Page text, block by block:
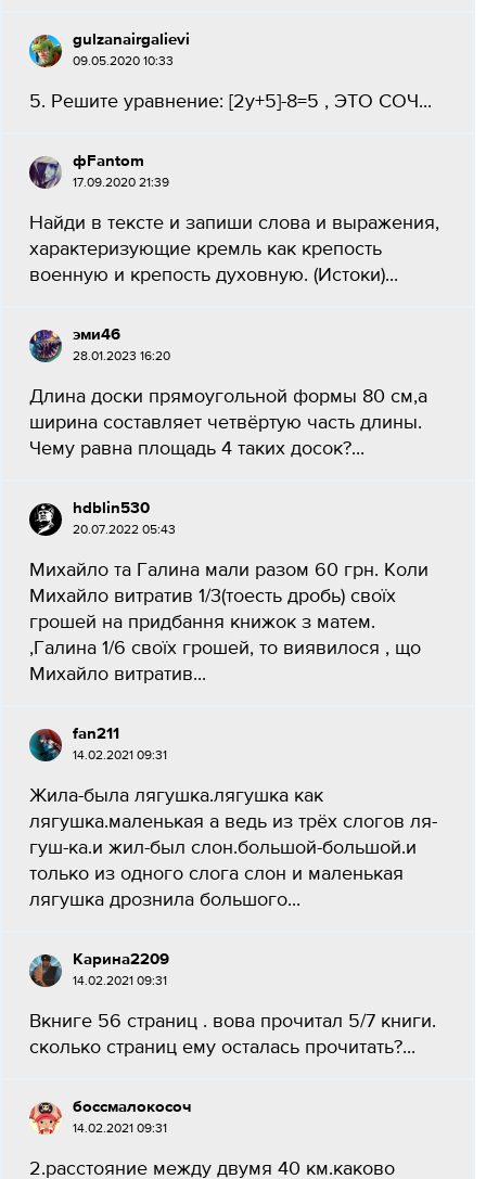
gulzanairgalievi
09.05.2020 10:33
5. Решите уравнение: [2y+5]-8=5 , ЭТО СОЧ​...
фFantom
17.09.2020 21:39
Найди в тексте и запиши слова и выражения,
характеризующие кремль как крепость
военную и крепость духовную. (Истоки)...
эми46
28.01.2023 16:20
Длина доски прямоугольной формы 80 см,а
ширина составляет четвёртую часть длины.
Чему равна площадь 4 таких досок?...
hdblin530
20.07.2022 05:43
Михайло та Галина мали разом 60 грн. Коли
Михайло витратив 1/3(тоесть дробь) своїх
грошей на придбання книжок з матем.
,Галина 1/6 своїх грошей, то виявилося , що
Михайло витратив...
fan211
14.02.2021 09:31
Жила-была лягушка.лягушка как
лягушка.маленькая а ведь из трёх слогов ля-
гуш-ка.и жил-был слон.большой-большой.и
только из одного слога слон и маленькая
лягушка дрознила большого...
Карина2209
14.02.2021 09:31
Вкниге 56 страниц . вова прочитал 5/7 книги.
сколько страниц ему осталась прочитать?...
боссмалокосоч
14.02.2021 09:31
2.расстояние между двумя 40 км.каково